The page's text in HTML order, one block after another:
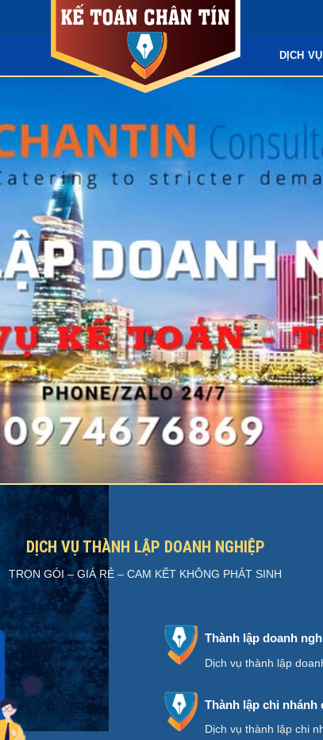
DỊCH
DỊCH VỤ THÀNH LẬP DOANH NGHIỆP
TRỌN GÓI – GIÁ RẺ – CAM KẾT KHÔNG PHÁT SINH
Thành lập doanh
Dịch vụ thành lập
Thành lập chi nhánh
Dịch vụ thành lập chi